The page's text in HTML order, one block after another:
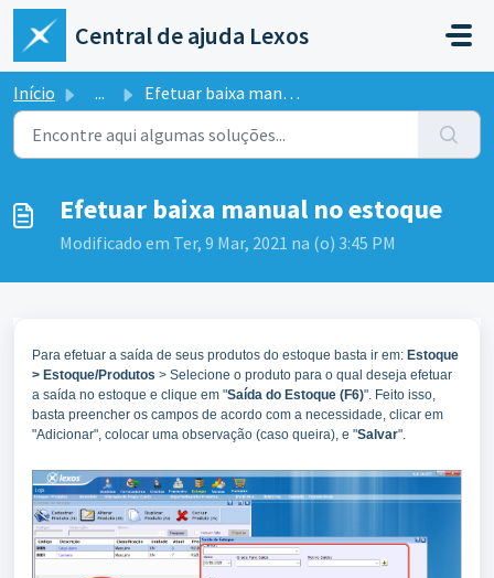
Ir para o conteúdo principal
Central de ajuda Lexos
Início ... Efetuar baixa manual no estoque
Efetuar baixa manual no estoque
Modificado em Ter, 9 Mar, 2021 na (o) 3:45 PM
Para efetuar a saída de seus produtos do estoque basta ir em: Estoque
> Estoque/Produtos > Selecione o produto para o qual deseja efetuar
a saída no estoque e clique em "Saída do Estoque (F6)". Feito isso,
basta preencher os campos de acordo com a necessidade, clicar em
"Adicionar", colocar uma observação (caso queira), e "Salvar".